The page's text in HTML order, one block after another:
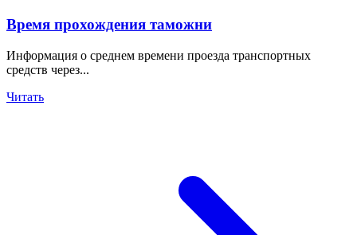
Время прохождения таможни
Информация о среднем времени проезда транспортных
средств через...
Читать